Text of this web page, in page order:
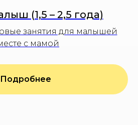
(1,5 – 2,5 года)
занятия для малышей
с мамой
Подробнее